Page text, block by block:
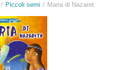
Piccoli semi Maria di Nazaret